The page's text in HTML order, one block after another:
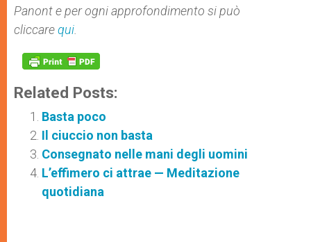
Panont e per ogni approfondimento si può
cliccarequi
Related Posts:
Basta poco
Il ciuccio non basta
Consegnato nelle mani degli uomini
L’effimero ci attrae — Meditazione
quotidiana